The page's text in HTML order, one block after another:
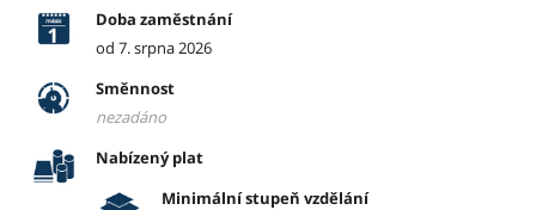
Doba zaměstnání
od 7. srpna 2026
Směnnost
nezadáno
Nabízený plat
Minimální stupeň vzdělání